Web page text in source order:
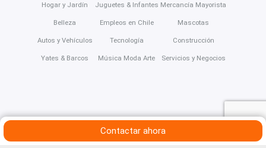
Contactar ahora
Hogar y Jardín
Belleza
Autos y Vehículos
Yates & Barcos
Juguetes & Infantes
Empleos en Chile
Tecnología
Música Moda Arte
Mercancía Mayorista
Mascotas
Construcción
Servicios y Negocios